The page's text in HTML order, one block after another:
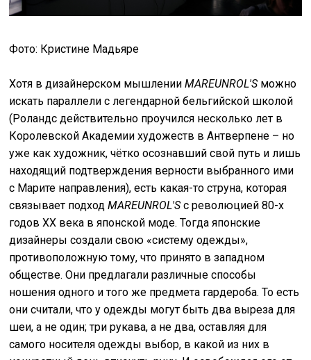
Фото: Кристине Мадьяре
Хотя в дизайнерском мышленииMAREUNROL'Sможно
искать параллели с легендарной бельгийской школой
(Роландс действительно проучился несколько лет в
Королевской Академии художеств в Антверпене – но
уже как художник, чётко осознавший свой путь и лишь
находящий подтверждения верности выбранного ими
с Марите направления), есть какая-то струна, которая
связывает подходMAREUNROL'Sс революцией 80-х
годов ХХ века в японской моде. Тогда японские
дизайнеры создали свою «систему одежды»,
противоположную тому, что принято в западном
обществе. Они предлагали различные способы
ношения одного и того же предмета гардероба. То есть
они считали, что у одежды могут быть два выреза для
шеи, а не один; три рукава, а не два, оставляя для
самого носителя одежды выбор, в какой из них в